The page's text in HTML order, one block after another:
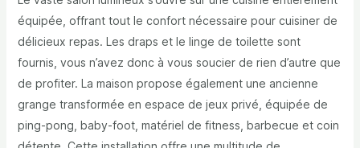
équipée, offrant tout le confort nécessaire pour cuisiner de
délicieux repas. Les draps et le linge de toilette sont
fournis, vous n’avez donc à vous soucier de rien d’autre que
de profiter. La maison propose également une ancienne
grange transformée en espace de jeux privé, équipée de
ping-pong, baby-foot, matériel de fitness, barbecue et coin